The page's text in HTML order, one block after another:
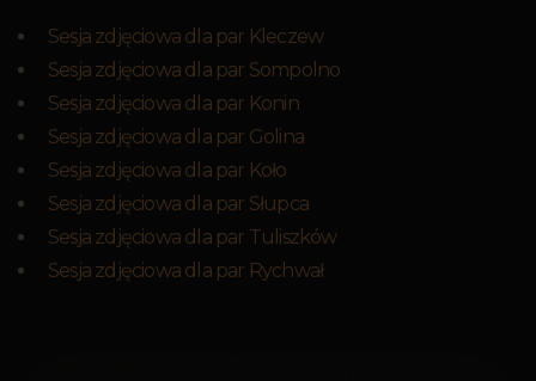
Sesja zdjęciowa dla par Kleczew
Sesja zdjęciowa dla par Sompolno
Sesja zdjęciowa dla par Konin
Sesja zdjęciowa dla par Golina
Sesja zdjęciowa dla par Koło
Sesja zdjęciowa dla par Słupca
Sesja zdjęciowa dla par Tuliszków
Sesja zdjęciowa dla par Rychwał